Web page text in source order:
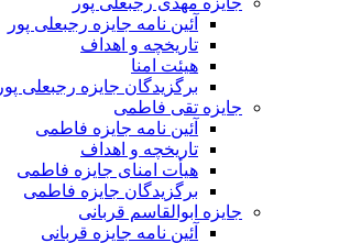
آئین نامه جایزه رجبعلی پور
تاریخچه و اهداف
هیئت امنا
برگزیدگان جایزه رجبعلی پور
جایزه تقی فاطمی
آئین نامه جایزه فاطمی
تاریخچه و اهداف
هیأت امنای جایزه فاطمی
برگزیدگان جایزه فاطمی
جایزه ابوالقاسم قربانی
آئین نامه جایزه قربانی